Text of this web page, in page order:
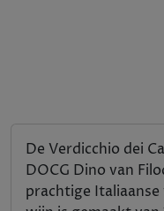
De Verdicchio dei
DOCG Dino van
prachtige